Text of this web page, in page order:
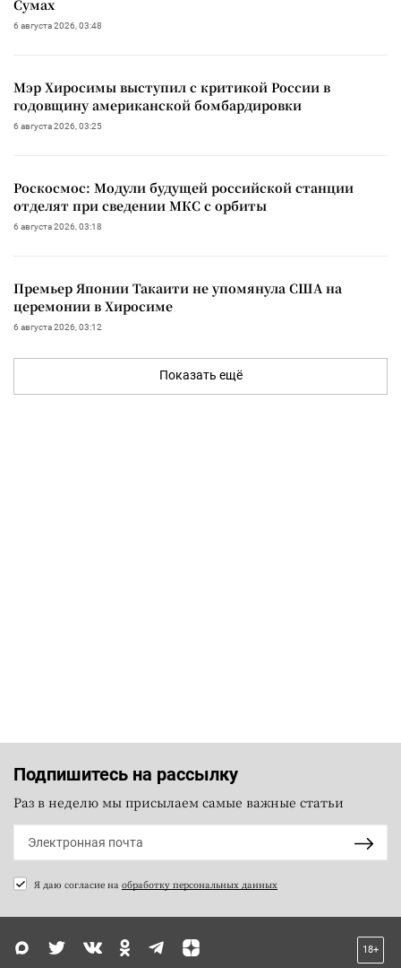
Сумах
6 августа 2026, 03:48
Мэр Хиросимы выступил с критикой России в
годовщину американской бомбардировки
6 августа 2026, 03:25
Роскосмос: Модули будущей российской станции
отделят при сведении МКС с орбиты
6 августа 2026, 03:18
Премьер Японии Такаити не упомянула США на
церемонии в Хиросиме
6 августа 2026, 03:12
Показать ещё
Подпишитесь на рассылку
Раз в неделю мы присылаем самые важные статьи
Я даю согласие на обработку персональных данных
18+